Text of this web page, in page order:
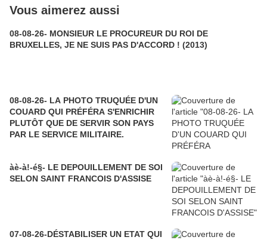
Vous aimerez aussi
08-08-26- MONSIEUR LE PROCUREUR DU ROI DE
BRUXELLES, JE NE SUIS PAS D'ACCORD ! (2013)
08-08-26- LA PHOTO TRUQUÉE D'UN
COUARD QUI PRÉFÉRA S'ENRICHIR
PLUTÔT QUE DE SERVIR SON PAYS
PAR LE SERVICE MILITAIRE.
àè-à!-é§- LE DEPOUILLEMENT DE SOI
SELON SAINT FRANCOIS D'ASSISE
07-08-26-DÉSTABILISER UN ETAT QUI